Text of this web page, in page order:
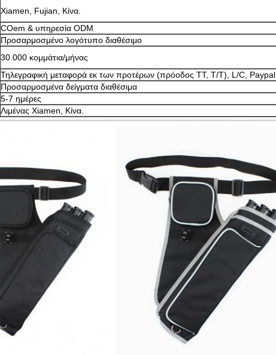
Xiamen, Fujian, Κίνα.
COem & υπηρεσία ODM
Προσαρμοσμένο λογότυπο διαθέσιμο
30.000 κομμάτια/μήνας
Τηλεγραφική μεταφορά εκ των προτέρων (πρόοδος TT, T/T), L/C, Paypal
Προσαρμοσμένα δείγματα διαθέσιμα
5-7 ημέρες
Λιμένας Xiamen, Κίνα.